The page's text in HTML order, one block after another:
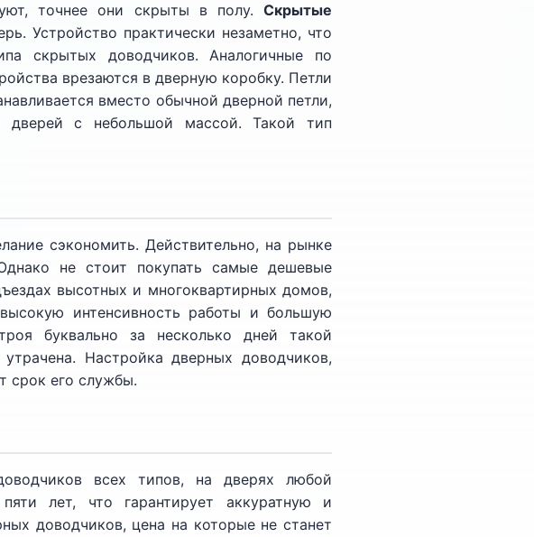
точнее они скрыты в полу. Скрытые
Устройство практически незаметно, что
скрытых доводчиков. Аналогичные по
врезаются в дверную коробку. Петли
вместо обычной дверной петли,
дверей с небольшой массой. Такой тип
сэкономить. Действительно, на рынке
не стоит покупать самые дешевые
высотных и многоквартирных домов,
интенсивность работы и большую
буквально за несколько дней такой
Настройка дверных доводчиков,
срок его службы.
всех типов, на дверях любой
лет, что гарантирует аккуратную и
доводчиков, цена на которые не станет